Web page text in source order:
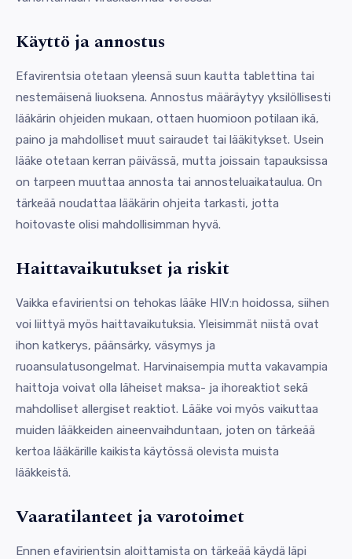
Käyttö ja annostus
Efavirentsia otetaan yleensä suun kautta tablettina tai
nestemäisenä liuoksena. Annostus määräytyy yksilöllisesti
lääkärin ohjeiden mukaan, ottaen huomioon potilaan ikä,
paino ja mahdolliset muut sairaudet tai lääkitykset. Usein
lääke otetaan kerran päivässä, mutta joissain tapauksissa
on tarpeen muuttaa annosta tai annosteluaikataulua. On
tärkeää noudattaa lääkärin ohjeita tarkasti, jotta
hoitovaste olisi mahdollisimman hyvä.
Haittavaikutukset ja riskit
Vaikka efavirientsi on tehokas lääke HIV:n hoidossa, siihen
voi liittyä myös haittavaikutuksia. Yleisimmät niistä ovat
ihon katkerys, päänsärky, väsymys ja
ruoansulatusongelmat. Harvinaisempia mutta vakavampia
haittoja voivat olla läheiset maksa- ja ihoreaktiot sekä
mahdolliset allergiset reaktiot. Lääke voi myös vaikuttaa
muiden lääkkeiden aineenvaihduntaan, joten on tärkeää
kertoa lääkärille kaikista käytössä olevista muista
lääkkeistä.
Vaaratilanteet ja varotoimet
Ennen efavirientsin aloittamista on tärkeää käydä läpi